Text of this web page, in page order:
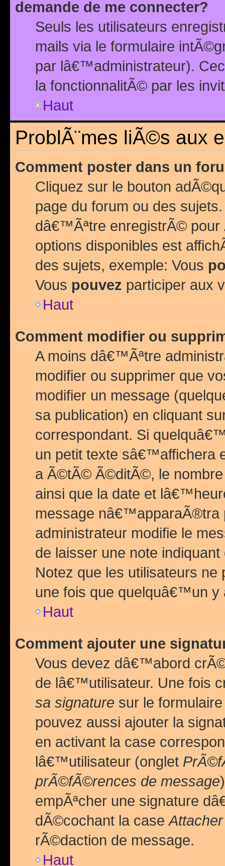
demande de me connecter?
Seuls les utilisateurs
mails via le formulaire
par lâ€™administrateur).
la fonctionnalitÃ© par les
Haut
ProblÃ¨mes liÃ©s aux
Comment poster dans un
Cliquez sur le bouton
page du forum ou des
dâ€™Ãªtre enregistrÃ©
options disponibles est
des sujets, exemple: Vous
Vous pouvez participer aux
Haut
Comment modifier ou
A moins dâ€™Ãªtre
modifier ou supprimer que
modifier un message
sa publication) en cliquant
correspondant. Si
un petit texte sâ€™affichera
a Ã©tÃ© Ã©ditÃ©, le
ainsi que la date et
message nâ€™apparaÃ®tra
administrateur modifie le
de laisser une note
Notez que les utilisateurs
une fois que quelquâ€™un y
Haut
Comment ajouter une
Vous devez dâ€™abord
de lâ€™utilisateur. Une fois
sa signature sur le
pouvez aussi ajouter la
en activant la case
lâ€™utilisateur (onglet
prÃ©fÃ©rences de message
empÃªcher une signature
dÃ©cochant la case
rÃ©daction de message.
Haut